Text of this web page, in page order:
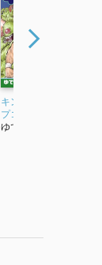
キン肉マン 40 (ジャン
プコミックス)
ゆでたまご